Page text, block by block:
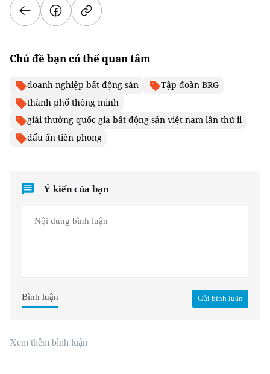
Chủ đề bạn có thể quan tâm
doanh nghiệp bất động sản
Tập đoàn BRG
thành phố thông minh
giải thưởng quốc gia bất động sản việt nam lần thứ ii
dấu ấn tiên phong
Ý kiến của bạn
Gửi bình luận
Bình luận
Xem thêm bình luận